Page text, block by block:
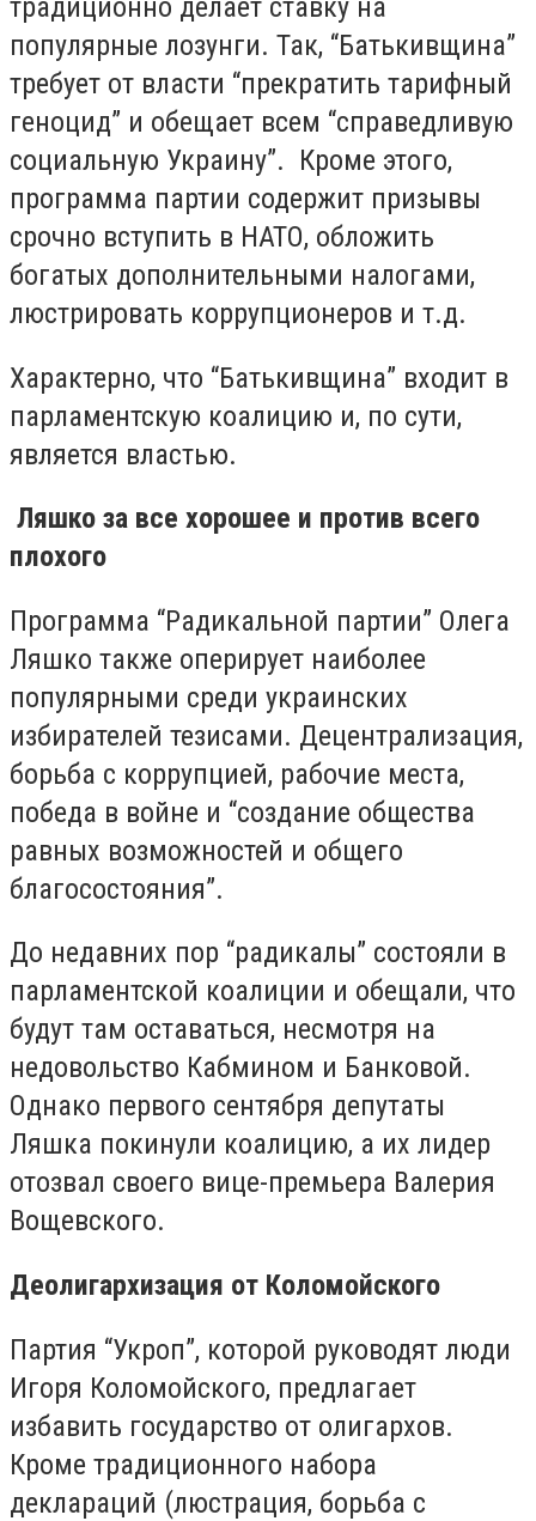
традиционно делает ставку на
популярные лозунги. Так, “Батькивщина”
требует от власти “прекратить тарифный
геноцид” и обещает всем “справедливую
социальную Украину”. Кроме этого,
программа партии содержит призывы
срочно вступить в НАТО, обложить
богатых дополнительными налогами,
люстрировать коррупционеров и т.д.
Характерно, что “Батькивщина” входит в
парламентскую коалицию и, по сути,
является властью.
Ляшко за все хорошее и против всего
плохого
Программа “Радикальной партии” Олега
Ляшко также оперирует наиболее
популярными среди украинских
избирателей тезисами. Децентрализация,
борьба с коррупцией, рабочие места,
победа в войне и “создание общества
равных возможностей и общего
благосостояния”.
До недавних пор “радикалы” состояли в
парламентской коалиции и обещали, что
будут там оставаться, несмотря на
недовольство Кабмином и Банковой.
Однако первого сентября депутаты
Ляшка покинули коалицию, а их лидер
отозвал своего вице-премьера Валерия
Вощевского.
Деолигархизация от Коломойского
Партия “Укроп”, которой руководят люди
Игоря Коломойского, предлагает
избавить государство от олигархов.
Кроме традиционного набора
деклараций (люстрация, борьба с